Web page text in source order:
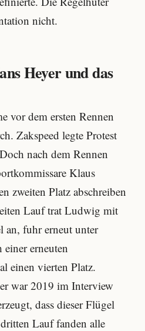
nicht.
Heyer und das
vor dem ersten Rennen
Zakspeed legte Protest
nach dem Rennen
Klaus
zweiten Platz abschreiben
Lauf trat Ludwig mit
an, fuhr erneut unter
erneuten
einen vierten Platz.
war 2019 im Interview
dass dieser Flügel
Lauf fanden alle